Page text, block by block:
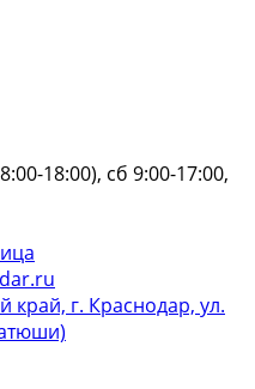
18:00), сб 9:00-17:00,
край, г. Краснодар, ул.